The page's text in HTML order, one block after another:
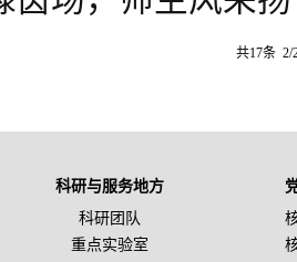
共17条 2/
科研与服务地方
科研团队
重点实验室